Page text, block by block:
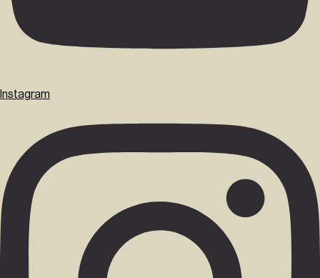
Instagram